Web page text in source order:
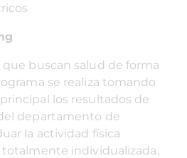
buscan salud de forma
se realiza tomando
los resultados de
departamento de
la actividad física
totalmente individualizada,